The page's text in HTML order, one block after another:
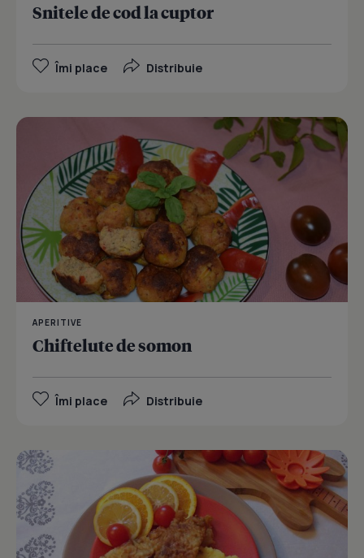
Snitele de cod la cuptor
Îmi place Distribuie
APERITIVE
Chiftelute de somon
Îmi place Distribuie